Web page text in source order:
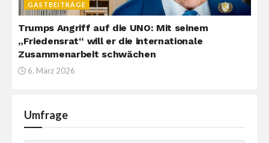
GASTBEITRÄGE
Trumps Angriff auf die UNO: Mit seinem
„Friedensrat“ will er die internationale
Zusammenarbeit schwächen
6. März 2026
Umfrage